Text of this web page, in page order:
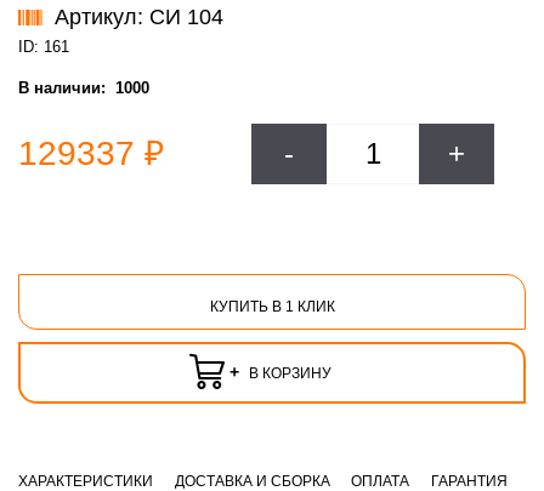
Артикул: СИ 104
ID: 161
В наличии: 1000
129337 ₽ - +
КУПИТЬ В 1 КЛИК
+ В КОРЗИНУ
ХАРАКТЕРИСТИКИ ДОСТАВКА И СБОРКА ОПЛАТА ГАРАНТИЯ